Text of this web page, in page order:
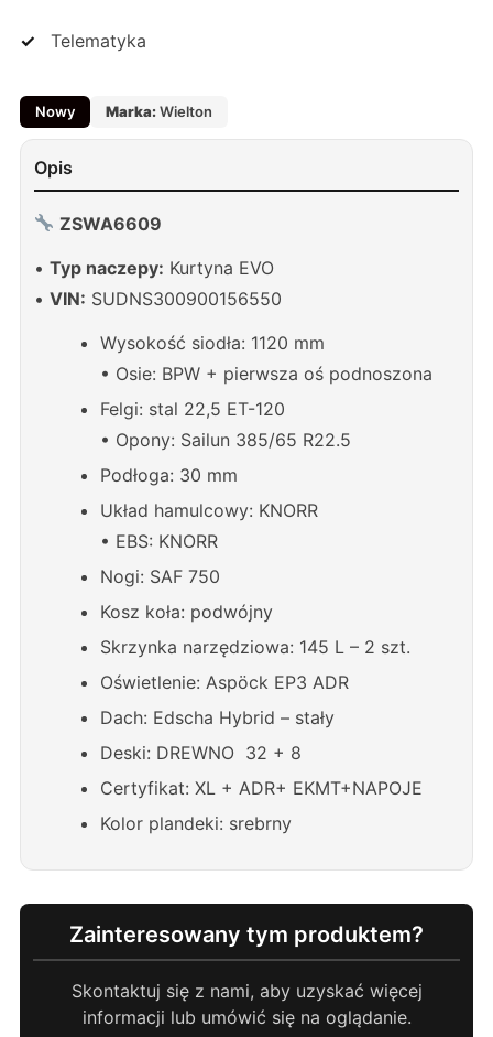
Telematyka
Nowy Marka:Wielton
Opis
ZSWA6609
• Typ naczepy: Kurtyna EVO
• VIN: SUDNS300900156550
Wysokość siodła: 1120 mm
• Osie: BPW + pierwsza oś podnoszona
Felgi: stal 22,5 ET-120
• Opony: Sailun 385/65 R22.5
Podłoga: 30 mm
Układ hamulcowy: KNORR
• EBS: KNORR
Nogi: SAF 750
Kosz koła: podwójny
Skrzynka narzędziowa: 145 L – 2 szt.
Oświetlenie: Aspöck EP3 ADR
Dach: Edscha Hybrid – stały
Deski: DREWNO 32 + 8
Certyfikat: XL + ADR+ EKMT+NAPOJE
Kolor plandeki: srebrny
Zainteresowany tym produktem?
Skontaktuj się z nami, aby uzyskać więcej
informacji lub umówić się na oglądanie.